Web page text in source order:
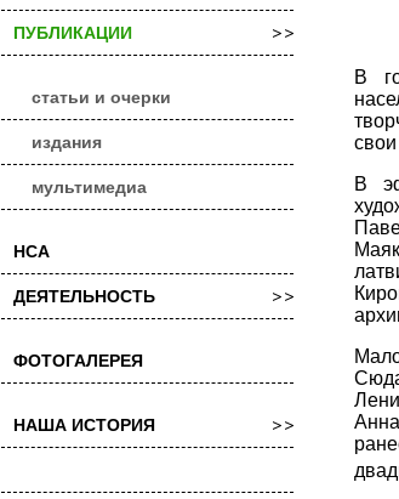
ПУБЛИКАЦИИ
статьи и очерки
издания
мультимедиа
НСА
ДЕЯТЕЛЬНОСТЬ
ФОТОГАЛЕРЕЯ
НАША ИСТОРИЯ
В
В